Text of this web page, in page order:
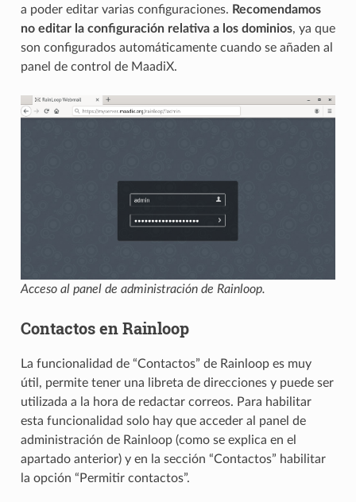
a poder editar varias configuraciones. Recomendamos
no editar la configuración relativa a los dominios, ya que
son configurados automáticamente cuando se añaden al
panel de control de MaadiX.
Acceso al panel de administración de Rainloop.
Contactos en Rainloop
La funcionalidad de “Contactos” de Rainloop es muy
útil, permite tener una libreta de direcciones y puede ser
utilizada a la hora de redactar correos. Para habilitar
esta funcionalidad solo hay que acceder al panel de
administración de Rainloop (como se explica en el
apartado anterior) y en la sección “Contactos” habilitar
la opción “Permitir contactos”.